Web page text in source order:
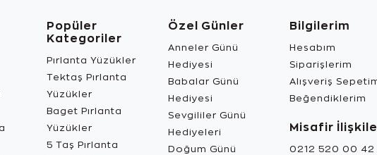
Popüler
Kategoriler
Pırlanta Yüzükler
Tektaş Pırlanta
Yüzükler
Baget Pırlanta
Yüzükler
5 Taş Pırlanta
Özel Günler
Anneler Günü
Hediyesi
Babalar Günü
Hediyesi
Sevgililer Günü
Hediyeleri
Doğum Günü
Bilgilerim
Hesabım
Siparişlerim
Alışveriş
Beğendiklerim
Misafir
0212 520 00 42